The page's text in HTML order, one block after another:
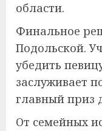
области.
Финальное
Подольской.
убедить
заслуживает
главный приз
От семейных